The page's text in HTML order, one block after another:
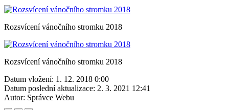
Rozsvícení vánočního stromku 2018
Rozsvícení vánočního stromku 2018
Datum vložení: 1. 12. 2018 0:00
Datum poslední aktualizace: 2. 3. 2021 12:41
Autor: Správce Webu